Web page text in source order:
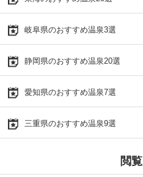
岐阜県のおすすめ温泉3選
静岡県のおすすめ温泉20選
愛知県のおすすめ温泉7選
三重県のおすすめ温泉9選
閲